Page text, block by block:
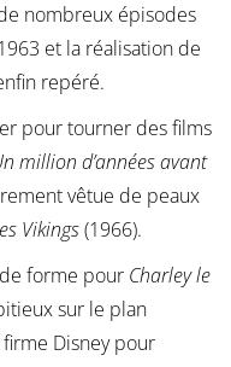
nombreux épisodes
et la réalisation de
repéré.
pour tourner des films
million d’années avant
vêtue de peaux
Vikings(1966).
forme pour Charley le
sur le plan
Disney pour